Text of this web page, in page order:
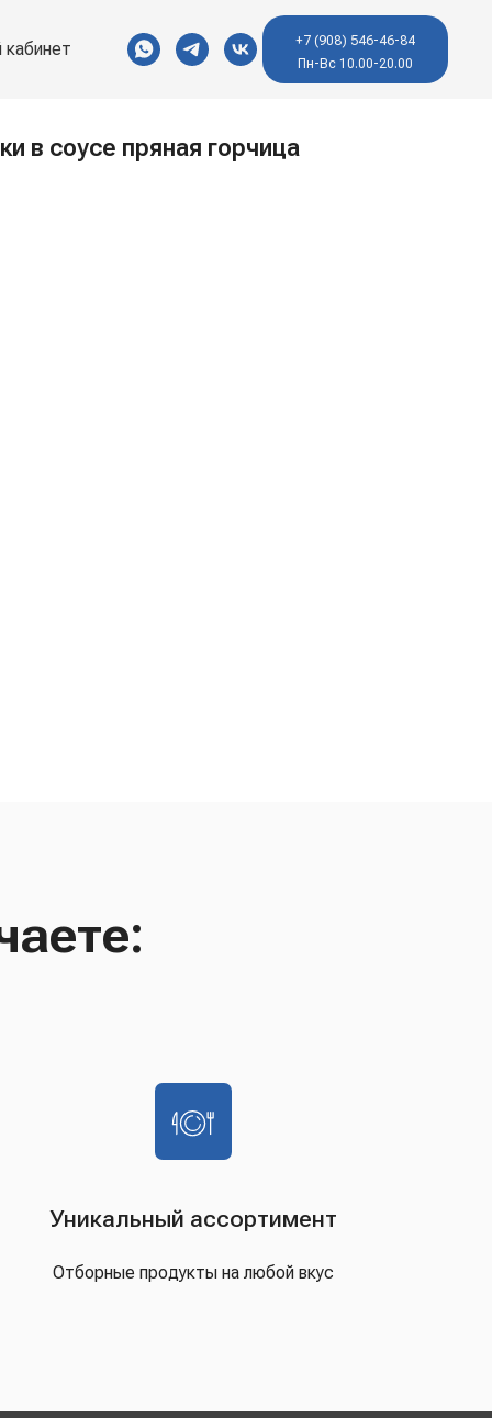
+7 (908) 546-46-84
Пн-Вс 10.00-20.00
в соусе пряная горчица
Уникальный ассортимент
Отборные продукты на любой вкус